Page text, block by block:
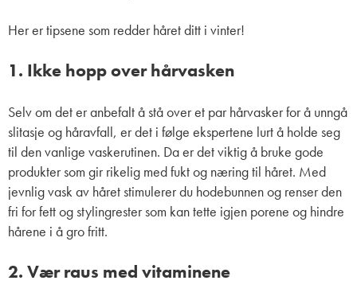
Her er tipsene som redder håret ditt i vinter!
1. Ikke hopp over hårvasken
Selv om det er anbefalt å stå over et par hårvasker for å unngå
slitasje og håravfall, er det i følge ekspertene lurt å holde seg
til den vanlige vaskerutinen. Da er det viktig å bruke gode
produkter som gir rikelig med fukt og næring til håret. Med
jevnlig vask av håret stimulerer du hodebunnen og renser den
fri for fett og stylingrester som kan tette igjen porene og hindre
hårene i å gro fritt.
2. Vær raus med vitaminene